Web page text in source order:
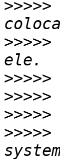
>>>>>
>>>>>
>>>>>
>>>>>
>>>>>
>>>>>